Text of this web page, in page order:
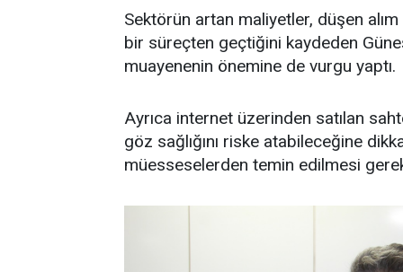
Sektörün artan maliyetler, düşen
bir süreçten geçtiğini kaydeden
muayenenin önemine de vurgu yaptı.
Ayrıca internet üzerinden satılan
göz sağlığını riske atabileceğine
müesseselerden temin edilmesi